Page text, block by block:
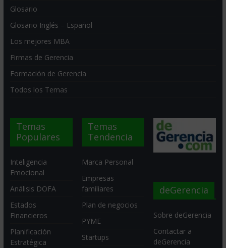
Glosario
Glosario Inglés – Español
Los mejores MBA
Firmas de Gerencia
Formación de Gerencia
Todos los Temas
Temas
Populares
Inteligencia
Emocional
Análisis DOFA
Estados
Financieros
Planificación
Estratégica
Temas
Tendencia
Marca Personal
Empresas
familiares
Plan de negocios
PYME
Startups
deGerencia
Sobre deGerencia
Contactar a
deGerencia